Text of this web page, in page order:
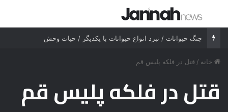
جستجو برای
جنگ حیوانات / نبرد انواع حیوانات با یکدیگر / حیات وحش
خانه / قتل در فلکه پلیس قم
قتل در فلکه پلیس قم